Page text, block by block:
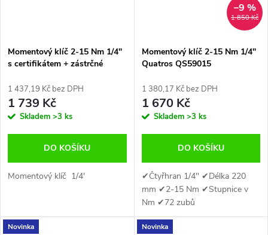
Momentový klíč 2-15 Nm 1/4"
s certifikátem + zástrčné
1 437,19 Kč bez DPH
1 739 Kč
Skladem >3 ks
DO KOŠÍKU
Momentový klíč 1/4'
1 850 Kč
–9 %
Momentový klíč 2-15 Nm 1/4"
Quatros QS59015
1 380,17 Kč bez DPH
1 670 Kč
Skladem >3 ks
DO KOŠÍKU
✔Čtyřhran 1/4" ✔Délka 220
mm ✔2-15 Nm ✔Stupnice v
Nm ✔72 zubů
Novinka Novinka